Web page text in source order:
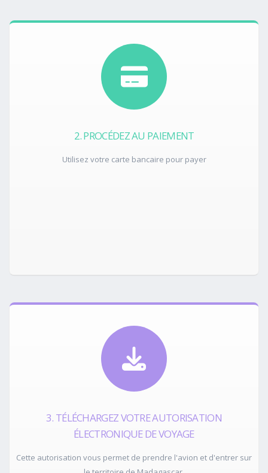
2. PROCÉDEZ AU PAIEMENT
Utilisez votre carte bancaire pour payer
3. TÉLÉCHARGEZ VOTRE AUTORISATION
ÉLECTRONIQUE DE VOYAGE
Cette autorisation vous permet de prendre l'avion et d'entrer sur